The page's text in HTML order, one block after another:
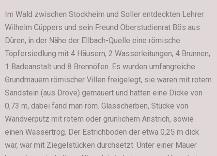
Im Wald zwischen Stockheim und Soller entdeckten Lehrer
Wilhelm Cüppers und sein Freund Oberstudienrat Bös aus
Düren, in der Nähe der Ellbach-Quelle eine römische
Töpfersiedlung mit 4 Häusern, 2 Wasserleitungen, 4 Brunnen,
1 Badeanstalt und 8 Brennöfen. Es wurden umfangreiche
Grundmauern römischer Villen freigelegt, sie waren mit rotem
Sandstein (aus Drove) gemauert und hatten eine Dicke von
0,73 m, dabei fand man röm. Glasscherben, Stücke von
Wandverputz mit rotem oder grünlichem Anstrich, sowie
einen Wassertrog. Der Estrichboden der etwa 0,25 m dick
war, war mit Ziegelstücken durchsetzt. Unter einer Mauer